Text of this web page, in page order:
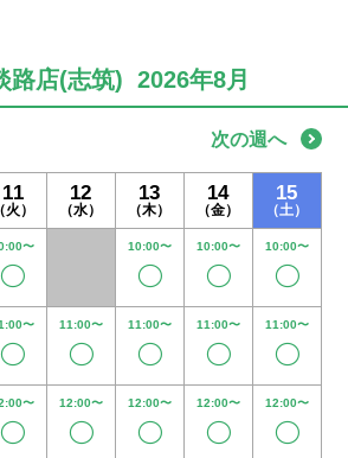
路店(志筑) 2026年8月
次の週へ
11
（火）
12
（水）
13
（木）
14
（金）
15
（土）
〜 10:00〜 10:00〜 10:00〜
〜 11:00〜 11:00〜 11:00〜 11:00〜
〜 12:00〜 12:00〜 12:00〜 12:00〜